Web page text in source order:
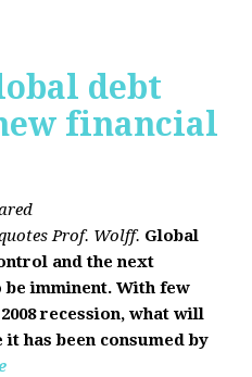
debt
financial
Prof. Wolff. Global
and the next
imminent. With few
recession, what will
has been consumed by